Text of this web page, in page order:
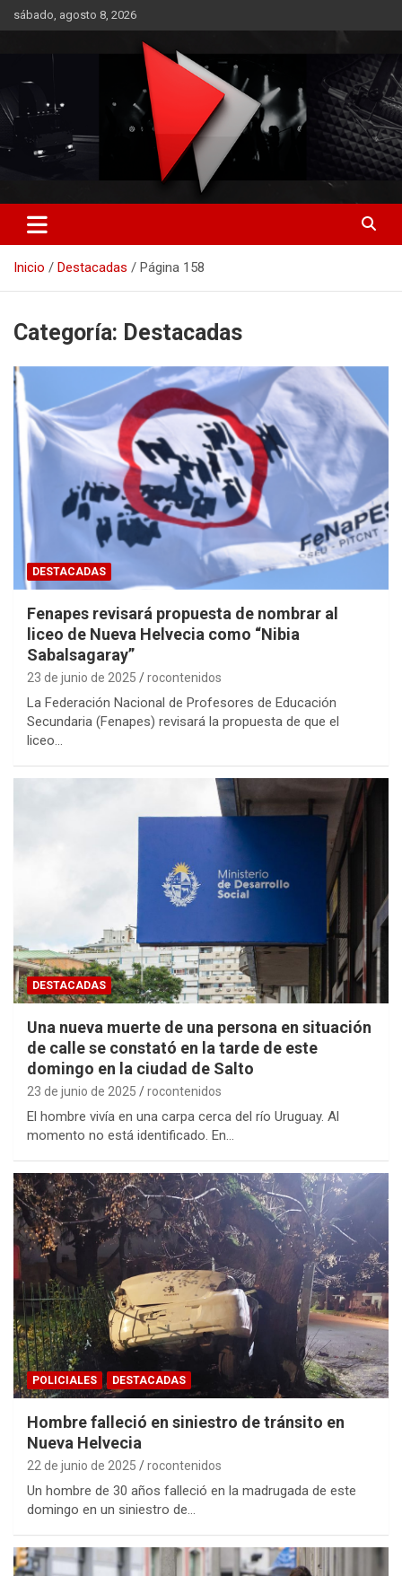
Saltar
al
sábado, agosto 8, 2026
RO CONTENIDOS
Inicio Destacadas Página 158
Categoría: Destacadas
DESTACADAS
Fenapes revisará propuesta de nombrar al
liceo de Nueva Helvecia como “Nibia
Sabalsagaray”
23 de junio de 2025 rocontenidos
La Federación Nacional de Profesores de Educación
Secundaria (Fenapes) revisará la propuesta de que el
liceo…
DESTACADAS
Una nueva muerte de una persona en situación
de calle se constató en la tarde de este
domingo en la ciudad de Salto
23 de junio de 2025 rocontenidos
El hombre vivía en una carpa cerca del río Uruguay. Al
momento no está identificado. En…
POLICIALES DESTACADAS
Hombre falleció en siniestro de tránsito en
Nueva Helvecia
22 de junio de 2025 rocontenidos
Un hombre de 30 años falleció en la madrugada de este
domingo en un siniestro de…